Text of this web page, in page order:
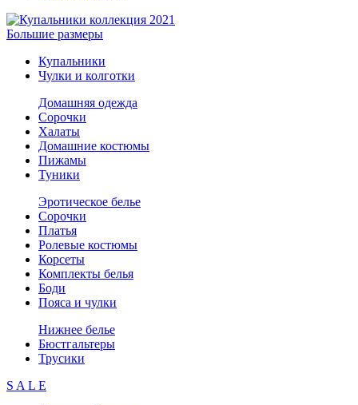
Большие размеры
Купальники
Чулки и колготки
Домашняя одежда
Сорочки
Халаты
Домашние костюмы
Пижамы
Туники
Эротическое белье
Сорочки
Платья
Ролевые костюмы
Корсеты
Комплекты белья
Боди
Пояса и чулки
Нижнее белье
Бюстгальтеры
Трусики
S A L E